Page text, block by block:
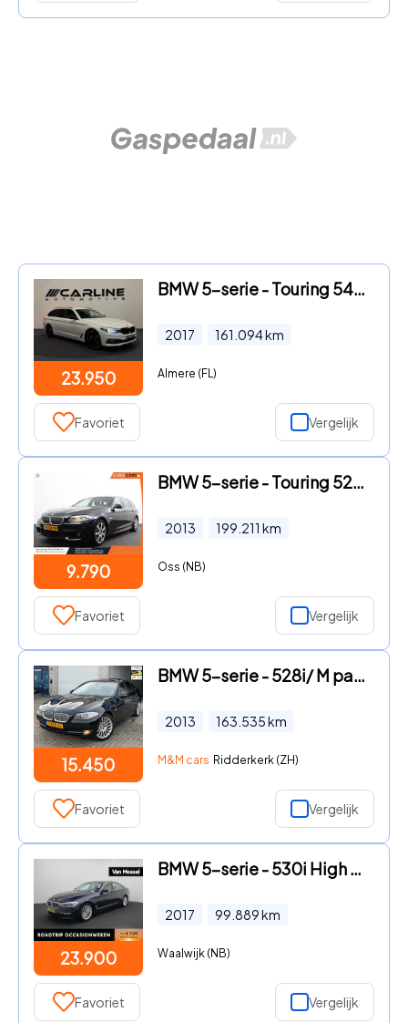
23.950
BMW 5-serie - Touring 540d xDrive Executive AUTOMAAT CAMERA KEYLESS LEDER
2017 161.094km
Almere (FL)
Favoriet Vergelijk
9.790
BMW 5-serie - Touring 520i Automaat Navigatie Climate Control Trekhaak Cru
2013 199.211 km
Oss (NB)
Favoriet Vergelijk
15.450
BMW 5-serie - 528i/ M pakket/ nap/ 3e EIG/ dealeronderhouden/ 1jaar apk/ v
2013 163.535km
M&M cars Ridderkerk (ZH)
Favoriet Vergelijk
23.900
BMW 5-serie - 530i High Executive | Achteruitrijcamera | Parkeersensoren |
2017 99.889km
Waalwijk (NB)
Favoriet Vergelijk